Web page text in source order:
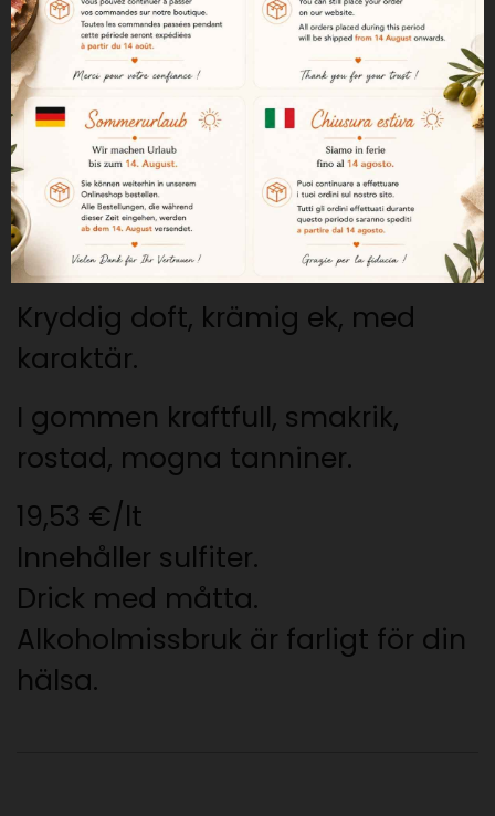
månader på ekfat. Den
dominerande druvsorten är
Tempranillomais, med ett litet
bidrag från de lokala sorterna
Graciano och Mazuelo.
Körsbärsfärg, granatröd kant.
Kryddig doft, krämig ek, med
karaktär.
I gommen kraftfull, smakrik,
rostad, mogna tanniner.
19,53 €/lt
Innehåller sulfiter.
Drick med måtta.
Alkoholmissbruk är farligt för din
hälsa.